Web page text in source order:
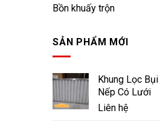
Bồn khuấy trộn
SẢN PHẨM MỚI
Khung Lọc
Nếp Có Lưới
Liên hệ